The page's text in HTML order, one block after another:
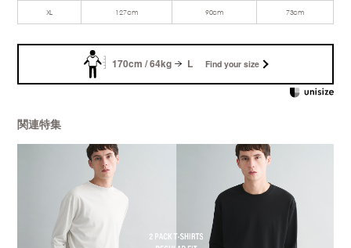
XL 127cm 90cm 73cm
170cm / 64kg L Find your size
関連特集